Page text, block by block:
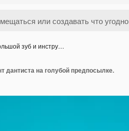
зуб и инстру…
дантиста на голубой предпосылке.